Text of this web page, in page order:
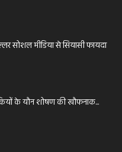
सोशल मीडिया से सियासी फायदा
के यौन शोषण की खौफनाक...